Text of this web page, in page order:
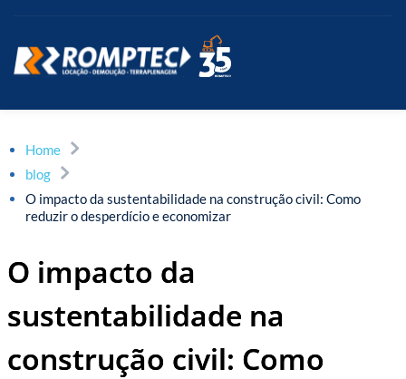
Home
blog
O impacto da sustentabilidade na construção civil: Como
reduzir o desperdício e economizar
O impacto da
sustentabilidade na
construção civil: Como